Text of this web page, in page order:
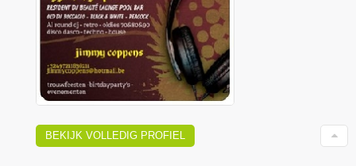
BEKIJK VOLLEDIG PROFIEL